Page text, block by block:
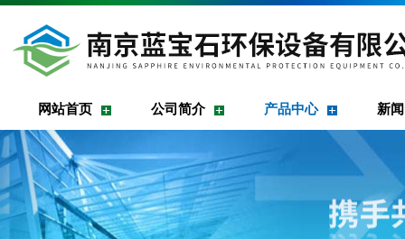
网站首页 公司简介 产品中心 新